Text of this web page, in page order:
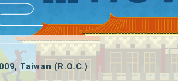
Taiwan (R.O.C.)